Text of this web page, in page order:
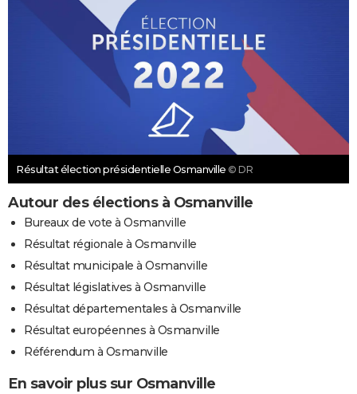
Résultat élection présidentielle Osmanville © DR
Autour des élections à Osmanville
Bureaux de vote à Osmanville
Résultat régionale à Osmanville
Résultat municipale à Osmanville
Résultat législatives à Osmanville
Résultat départementales à Osmanville
Résultat européennes à Osmanville
Référendum à Osmanville
En savoir plus sur Osmanville